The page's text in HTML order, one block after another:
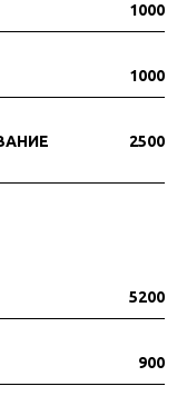
1000
1000
2500
5200
900